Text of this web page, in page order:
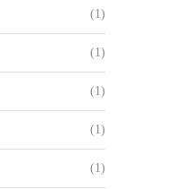
(1)
(1)
(1)
(1)
(1)